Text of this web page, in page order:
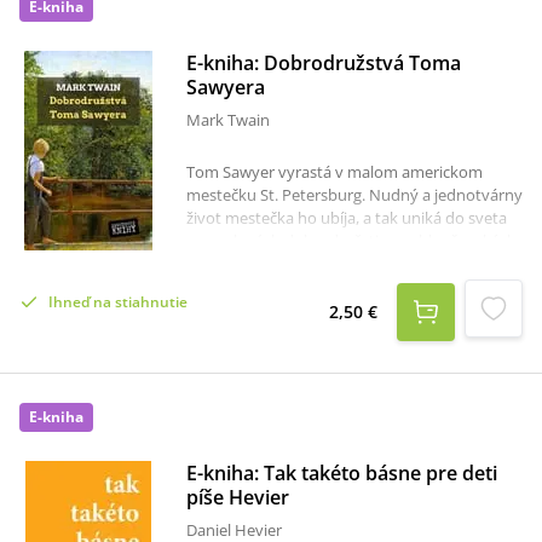
E-kniha
E-kniha: Dobrodružstvá Toma
Sawyera
Mark Twain
Tom Sawyer vyrastá v malom americkom
mestečku St. Petersburg. Nudný a jednotvárny
život mestečka ho ubíja, a tak uniká do sveta
priateľom Huckom Finnom stanú svedkami
skutočného zločinu a dostane sa do víru
skutočných dobrodružstiev a nebezpečenstva.
prekladu.
Ihneď na stiahnutie 2,50 €
E-kniha
E-kniha: Tak takéto básne pre deti
píše Hevier
Daniel Hevier